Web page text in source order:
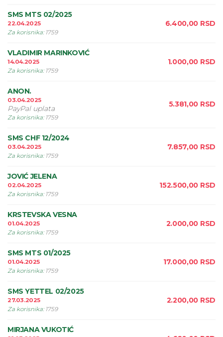
SMS MTS 02/2025
22.04.2025
Za korisnika: 1759
6.400,00 RSD
VLADIMIR MARINKOVIĆ
14.04.2025
Za korisnika: 1759
1.000,00 RSD
ANON.
03.04.2025
PayPal uplata
Za korisnika: 1759
5.381,00 RSD
SMS CHF 12/2024
03.04.2025
Za korisnika: 1759
7.857,00 RSD
JOVIĆ JELENA
02.04.2025
Za korisnika: 1759
152.500,00 RSD
KRSTEVSKA VESNA
01.04.2025
Za korisnika: 1759
2.000,00 RSD
SMS MTS 01/2025
01.04.2025
Za korisnika: 1759
17.000,00 RSD
SMS YETTEL 02/2025
27.03.2025
Za korisnika: 1759
2.200,00 RSD
MIRJANA VUKOTIĆ